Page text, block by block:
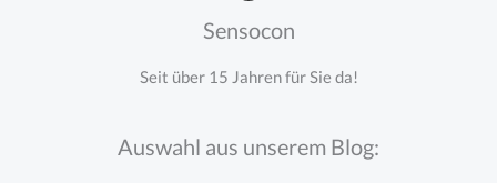
Sensocon
Seit über 15 Jahren für Sie da!
Auswahl aus unserem Blog: